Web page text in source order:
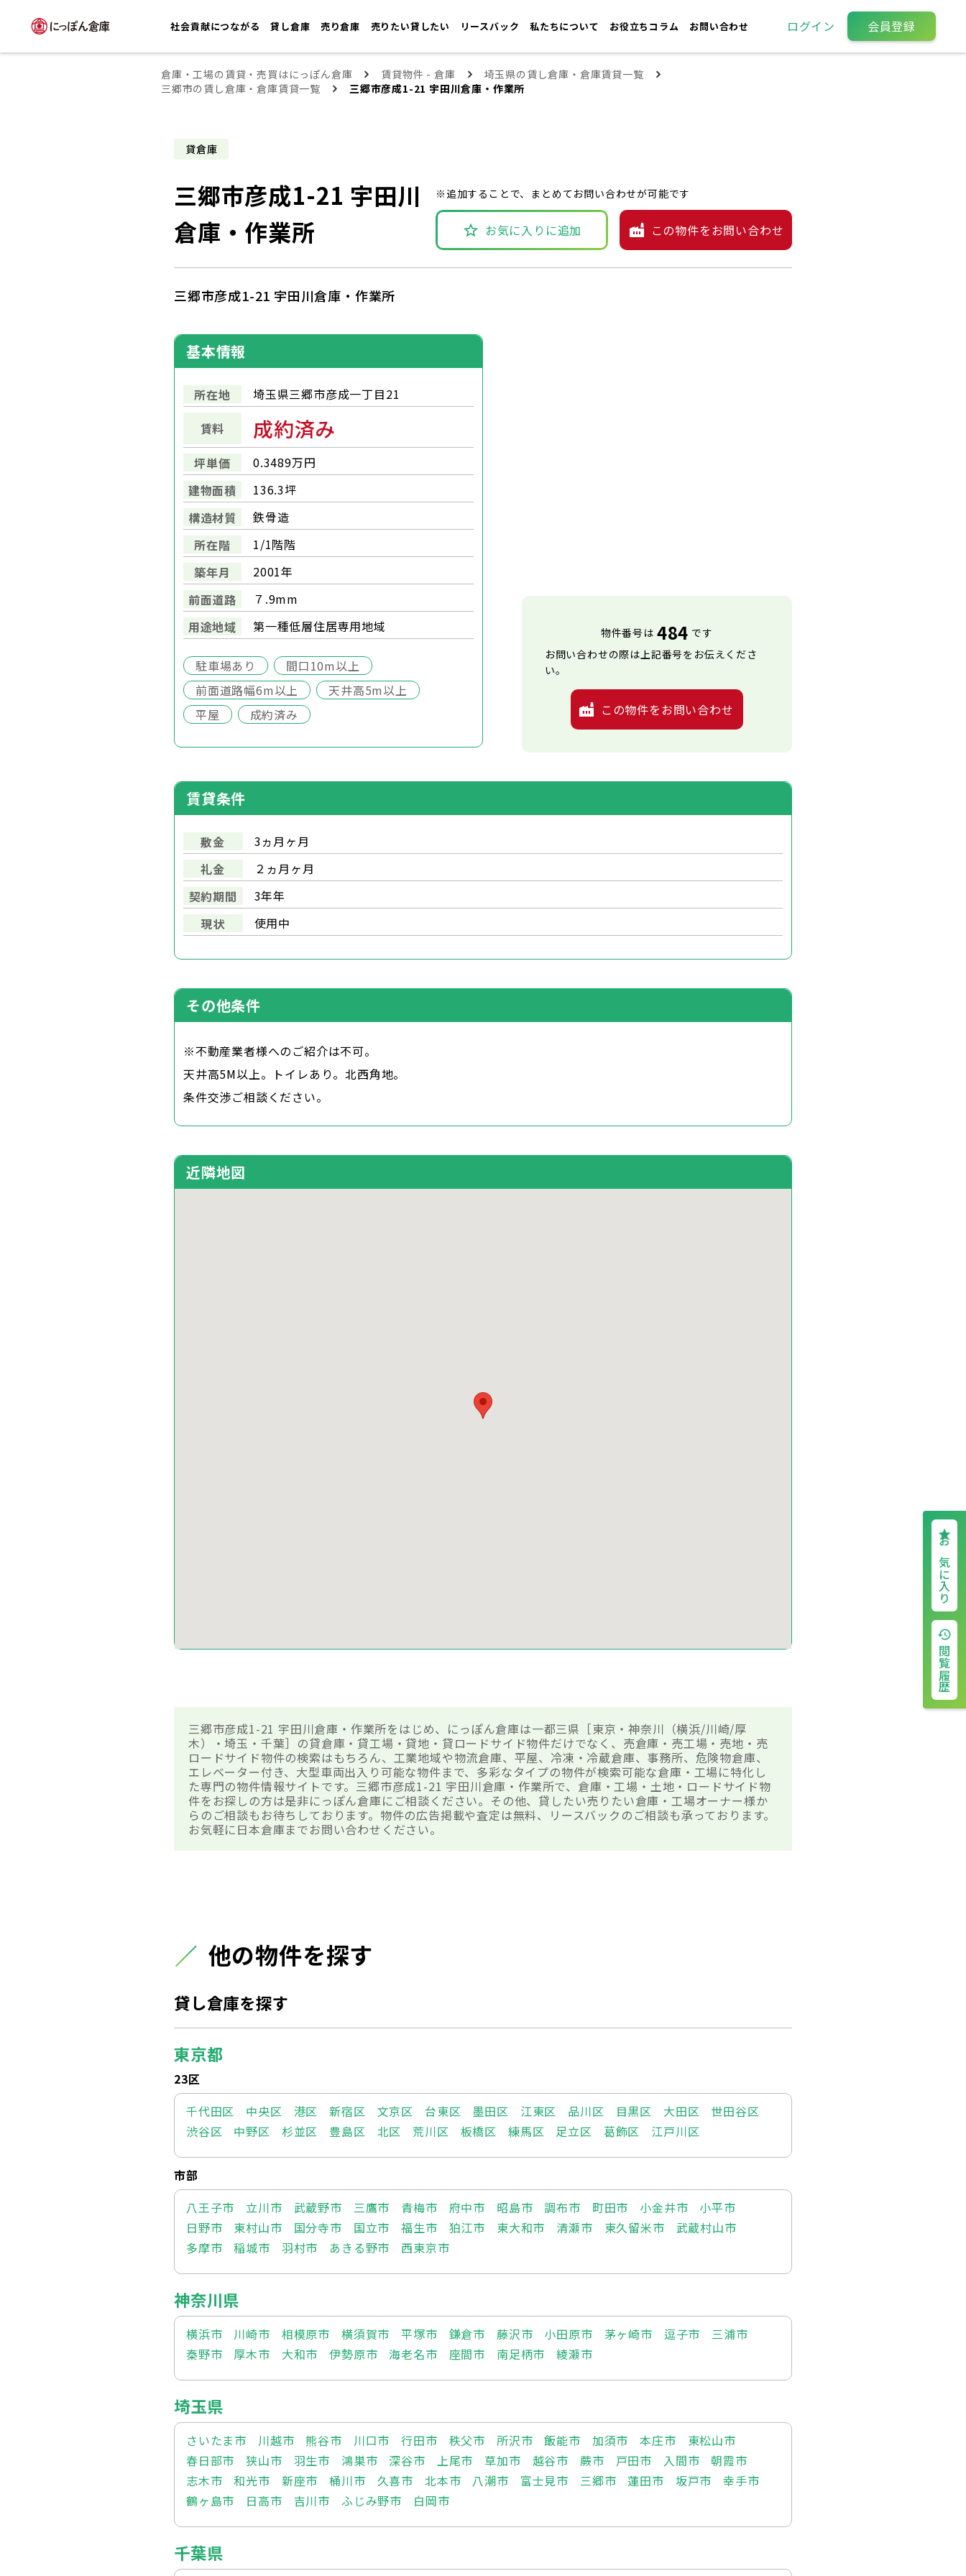
社会貢献につながる 貸し倉庫 売り倉庫 売りたい貸したい リースバック 私たちについて お役立ちコラム お問い合わせ ログイン 会員登録
倉庫・工場の賃貸・売買はにっぽん倉庫 賃貸物件 - 倉庫
埼玉県の賃し倉庫・倉庫賃貸一覧
三郷市の賃し倉庫・倉庫賃貸一覧
三郷市彦成1-21 宇田川倉庫・作業所
お気に入り
閲覧履歴
貸倉庫
三郷市彦成1-21 宇田川
倉庫・作業所
※追加することで、まとめてお問い合わせが可能です
お気に入りに追加 この物件をお問い合わせ
三郷市彦成1-21 宇田川倉庫・作業所
基本情報
所在地
埼玉県三郷市彦成一丁目21
賃料
成約済み
坪単価
0.3489万円
建物面積
136.3坪
構造材質
鉄骨造
所在階
1/1階階
築年月
2001年
前面道路
７.9mm
用途地域
第一種低層住居専用地域
駐車場あり
間口10m以上
前面道路幅6m以上
天井高5m以上
平屋
成約済み
物件番号は 484 です
お問い合わせの際は上記番号をお伝えくださ
い。
この物件をお問い合わせ
賃貸条件
敷金
3ヵ月ヶ月
礼金
２ヵ月ヶ月
契約期間
3年年
現状
使用中
その他条件
※不動産業者様へのご紹介は不可。
天井高5M以上。トイレあり。北西角地。
条件交渉ご相談ください。
近隣地図
三郷市彦成1-21 宇田川倉庫・作業所をはじめ、にっぽん倉庫は一都三県［東京・神奈川（横浜/川崎/厚
木）・埼玉・千葉］の貸倉庫・貸工場・貸地・貸ロードサイド物件だけでなく、売倉庫・売工場・売地・売
ロードサイド物件の検索はもちろん、工業地域や物流倉庫、平屋、冷凍・冷蔵倉庫、事務所、危険物倉庫、
エレベーター付き、大型車両出入り可能な物件まで、多彩なタイプの物件が検索可能な倉庫・工場に特化し
た専門の物件情報サイトです。三郷市彦成1-21 宇田川倉庫・作業所で、倉庫・工場・土地・ロードサイド物
件をお探しの方は是非にっぽん倉庫にご相談ください。その他、貸したい売りたい倉庫・工場オーナー様か
らのご相談もお待ちしております。物件の広告掲載や査定は無料、リースバックのご相談も承っております。
お気軽に日本倉庫までお問い合わせください。
他の物件を探す
貸し倉庫を探す
東京都
23区
千代田区
中央区 港区 新宿区 文京区 台東区 墨田区 江東区 品川区 目黒区 大田区
世田谷区
渋谷区
中野区 杉並区 豊島区 北区 荒川区 板橋区 練馬区 足立区 葛飾区 江戸川区
市部
八王子市
立川市 武蔵野市 三鷹市 青梅市 府中市 昭島市 調布市 町田市 小金井市
小平市
日野市
東村山市 国分寺市 国立市 福生市 狛江市 東大和市 清瀬市 東久留米市
武蔵村山市
多摩市
稲城市 羽村市 あきる野市 西東京市
神奈川県
横浜市 川崎市 相模原市 横須賀市 平塚市 鎌倉市 藤沢市 小田原市 茅ヶ崎市 逗子市
三浦市
秦野市
厚木市 大和市 伊勢原市 海老名市 座間市 南足柄市 綾瀬市
埼玉県
さいたま市 川越市 熊谷市 川口市 行田市 秩父市 所沢市 飯能市 加須市 本庄市
東松山市
春日部市
狭山市 羽生市 鴻巣市 深谷市 上尾市 草加市 越谷市 蕨市 戸田市 入間市
朝霞市
志木市
和光市 新座市 桶川市 久喜市 北本市 八潮市 富士見市 三郷市 蓮田市 坂戸市
幸手市
鶴ヶ島市
日高市 吉川市 ふじみ野市 白岡市
千葉県